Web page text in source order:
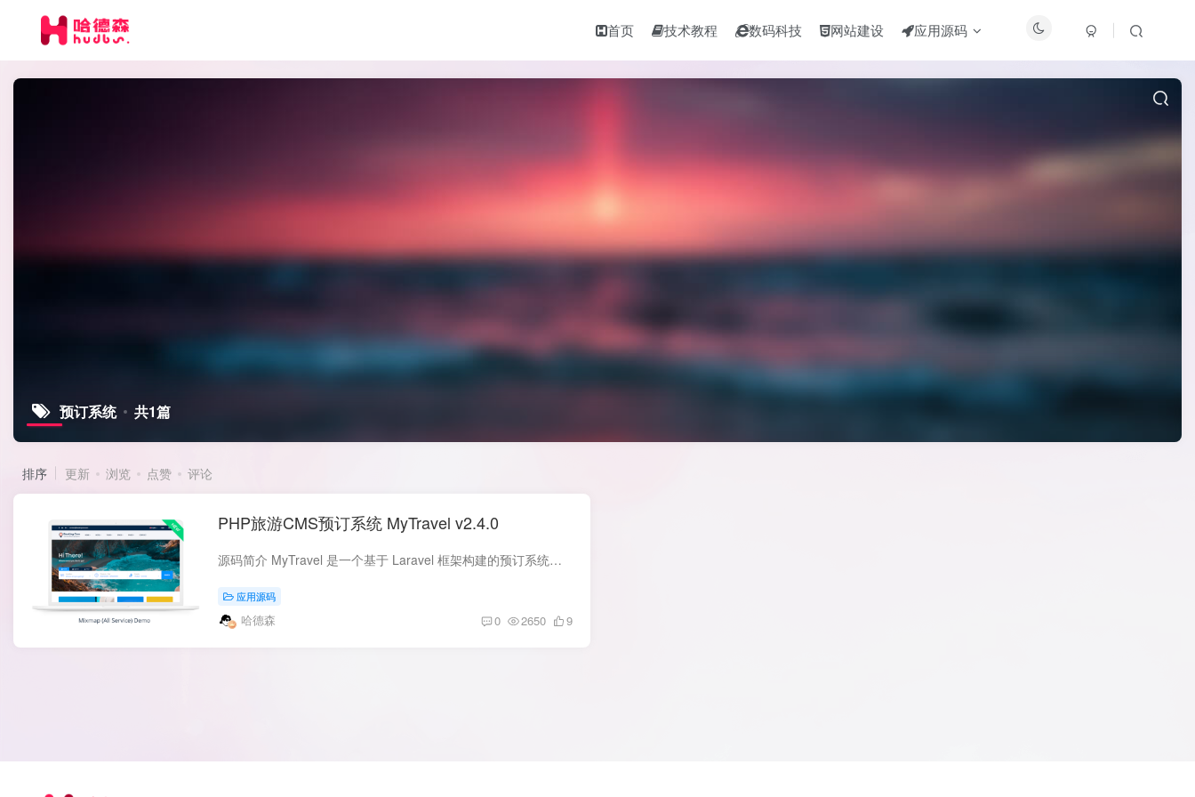
首页 技术教程 数码科技 网站建设 应用源码
预订系统 共1篇
排序 更新 浏览 点赞 评论
PHP旅游CMS预订系统 MyTravel v2.4.0
源码简介 MyTravel 是一个基于 Laravel 框架构建的预订系统，专为旅游网站、市场平台、旅行社、旅行运营商、民宿出租、别墅租赁、度假村租赁以及创建旅游网站而设计。凭借在旅游产品领域超过6...
应用源码
哈德森 0 2650 9